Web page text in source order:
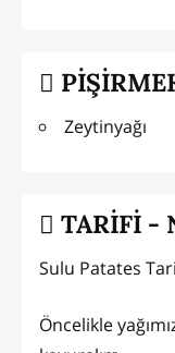
Zeytinyağı
TARİFİ -
Sulu Patates
Öncelikle